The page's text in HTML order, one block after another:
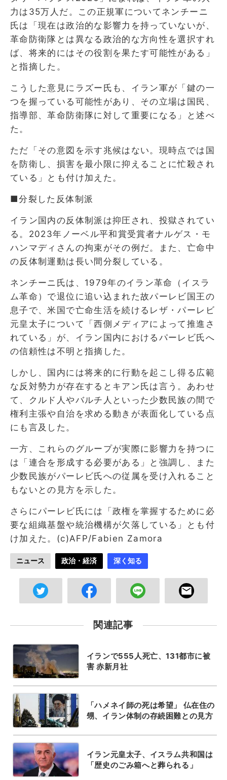
力は35万人だ。この正規軍についてネンチーニ
氏は「現在は政治的な影響力を持っていないが、
革命防衛隊とは異なる政治的な方向性を選択すれ
ば、将来的にはその役割を果たす可能性がある」
と指摘した。
こうした意見にラズー氏も、イラン軍が「鍵の一
つを握っている可能性があり、その立場は国民、
指導部、革命防衛隊に対して重要になる」と述べ
た。
ただ「その意図を示す兆候はない。現時点では国
を防衛し、損害を最小限に抑えることに忙殺され
ている」とも付け加えた。
■分裂した反体制派
イラン国内の反体制派は抑圧され、投獄されてい
る。2023年ノーベル平和賞受賞者ナルゲス・モ
ハンマディさんの拘束がその例だ。また、亡命中
の反体制運動は長い間分裂している。
ネンチーニ氏は、1979年のイラン革命（イスラ
ム革命）で退位に追い込まれた故パーレビ国王の
息子で、米国で亡命生活を続けるレザ・パーレビ
元皇太子について「西側メディアによって推進さ
れている」が、イラン国内におけるパーレビ氏へ
の信頼性は不明と指摘した。
しかし、国内には将来的に行動を起こし得る広範
な反対勢力が存在するとキアン氏は言う。あわせ
て、クルド人やバルチ人といった少数民族の間で
権利主張や自治を求める動きが表面化している点
にも言及した。
一方、これらのグループが実際に影響力を持つに
は「連合を形成する必要がある」と強調し、また
少数民族がパーレビ氏への従属を受け入れること
もないとの見方を示した。
さらにパーレビ氏には「政権を掌握するために必
要な組織基盤や統治機構が欠落している」とも付
け加えた。(c)AFP/Fabien Zamora
ニュース 政治・経済 深く知る
関連記事
イランで555人死亡、131都市に被
害 赤新月社
「ハメネイ師の死は希望」 仏在住の
甥、イラン体制の存続困難との見方
イラン元皇太子、イスラム共和国は
「歴史のごみ箱へと葬られる」